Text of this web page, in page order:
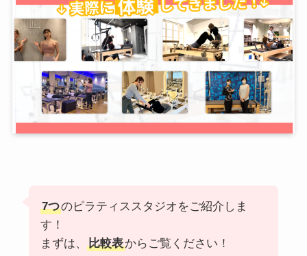
7つのピラティススタジオをご紹介しま
す！
まずは、
比較表からご覧ください！